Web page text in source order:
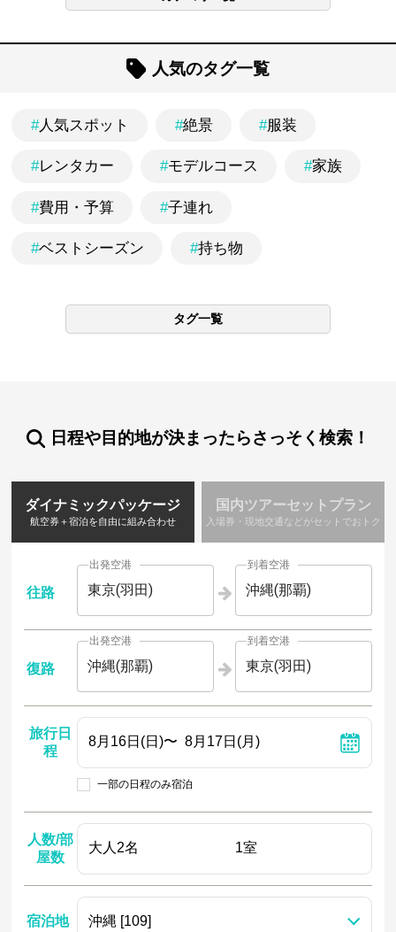
人気のタグ一覧
#人気スポット #絶景 #服装
#レンタカー #モデルコース #家族
#費用・予算 #子連れ
#ベストシーズン #持ち物
タグ一覧
日程や目的地が決まったらさっそく検索！
ダイナミックパッケージ
航空券＋宿泊を自由に組み合わせ
国内ツアーセットプラン
入場券・現地交通などがセットでおトク
往路
出発空港
東京(羽田)
到着空港
沖縄(那覇)
復路
出発空港
沖縄(那覇)
到着空港
東京(羽田)
旅行日
程
一部の日程のみ宿泊
人数/部
屋数
宿泊地